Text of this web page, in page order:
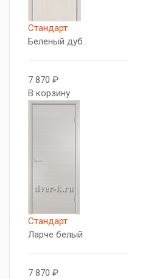
Стандарт
Беленый дуб
7 870 ₽
В корзину
Стандарт
Ларче белый
7 870 ₽